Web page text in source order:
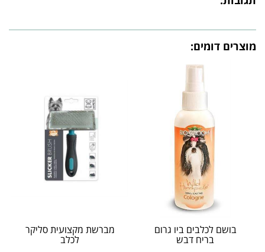
מוצרים דומים:
בושם לכלבים ביו גרום
בריח דבש
מברשת מקצועית סליקר
לכלב